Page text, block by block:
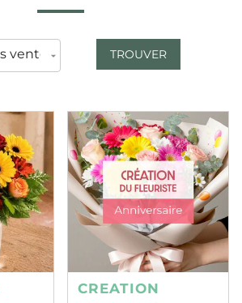
TROUVER
CREATION